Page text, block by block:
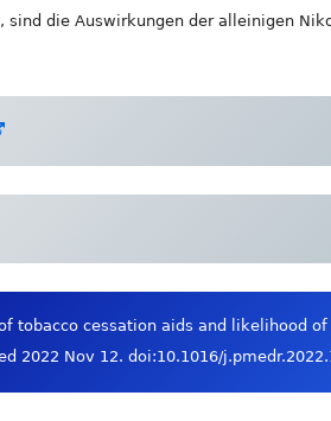
sind die Auswirkungen der alleinigen
Fenster
Fenster
öffnentobacco cessation aids and likelihood
2022 Nov 12. doi:10.1016/